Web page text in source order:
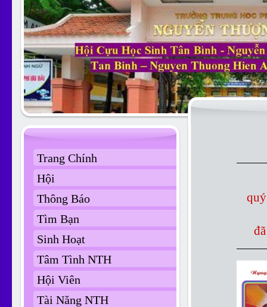
Trang Chính
Hội
Thông Báo
Tìm Bạn
Sinh Hoạt
Tâm Tình NTH
Hội Viên
Tài Năng NTH